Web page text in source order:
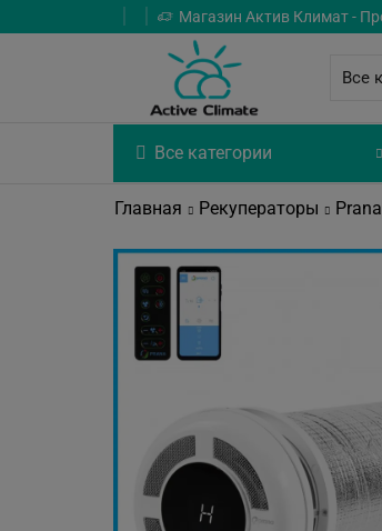
Магазин Актив Климат -
Все категории
Главная Рекуператоры Prana